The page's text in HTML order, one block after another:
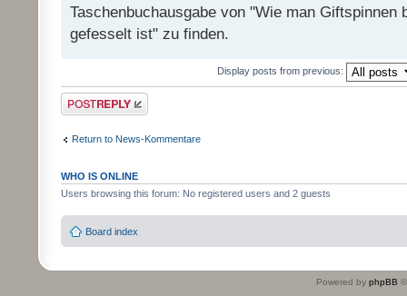
Taschenbuchausgabe von "Wie man Giftspinnen
gefesselt ist" zu finden.
Display posts from previous:
Post a reply
Return to News-Kommentare
WHO IS ONLINE
Users browsing this forum: No registered users and 2 guests
Board index
Powered by phpBB